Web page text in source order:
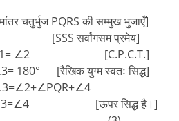
की सम्मुख भुजाएँ]
सर्वांगसम प्रमेय]
[C.P.C.T.]
[रैखिक युग्म स्वतः सिद्ध]
[ऊपर सिद्ध है।]